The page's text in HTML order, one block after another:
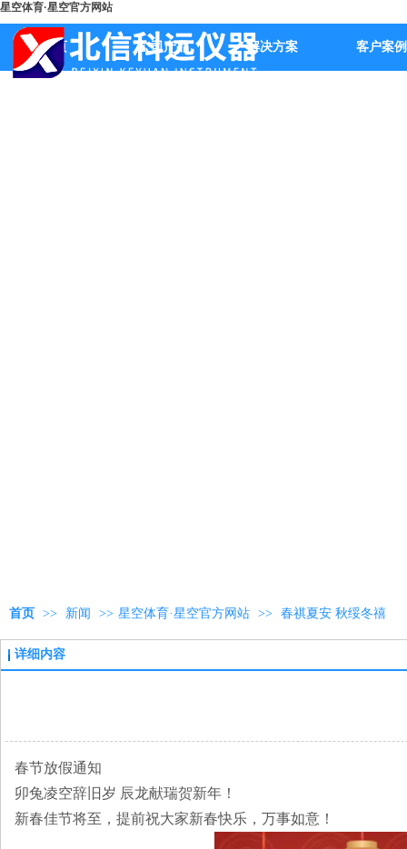
星空体育·星空官方网站
首页 公司产品 解决方案 客户案例
首页 >> 新闻 >> 星空体育·星空官方网站 >> 春祺夏安 秋绥冬禧
详细内容
春节放假通知
卯兔凌空辞旧岁 辰龙献瑞贺新年！
新春佳节将至，提前祝大家新春快乐，万事如意！